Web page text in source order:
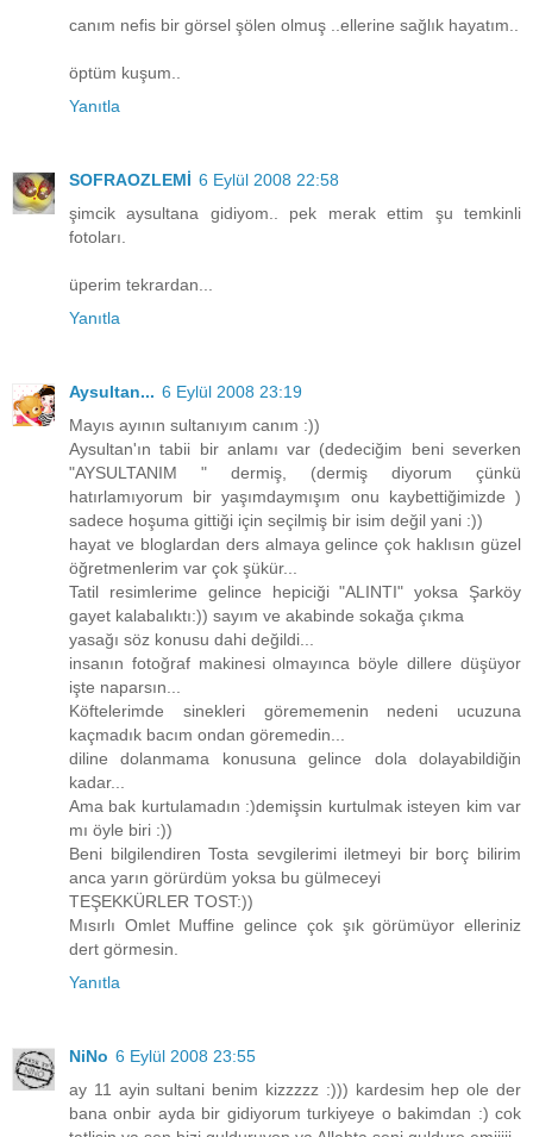
canım nefis bir görsel şölen olmuş ..ellerine sağlık hayatım..
öptüm kuşum..
Yanıtla
SOFRAOZLEMİ 6 Eylül 2008 22:58
şimcik aysultana gidiyom.. pek merak ettim şu temkinli
fotoları.
üperim tekrardan...
Yanıtla
Aysultan... 6 Eylül 2008 23:19
Mayıs ayının sultanıyım canım :))
Aysultan'ın tabii bir anlamı var (dedeciğim beni severken
"AYSULTANIM " dermiş, (dermiş diyorum çünkü
hatırlamıyorum bir yaşımdaymışım onu kaybettiğimizde )
sadece hoşuma gittiği için seçilmiş bir isim değil yani :))
hayat ve bloglardan ders almaya gelince çok haklısın güzel
öğretmenlerim var çok şükür...
Tatil resimlerime gelince hepiciği "ALINTI" yoksa Şarköy
gayet kalabalıktı:)) sayım ve akabinde sokağa çıkma
yasağı söz konusu dahi değildi...
insanın fotoğraf makinesi olmayınca böyle dillere düşüyor
işte naparsın...
Köftelerimde sinekleri görememenin nedeni ucuzuna
kaçmadık bacım ondan göremedin...
diline dolanmama konusuna gelince dola dolayabildiğin
kadar...
Ama bak kurtulamadın :)demişsin kurtulmak isteyen kim var
mı öyle biri :))
Beni bilgilendiren Tosta sevgilerimi iletmeyi bir borç bilirim
anca yarın görürdüm yoksa bu gülmeceyi
TEŞEKKÜRLER TOST:))
Mısırlı Omlet Muffine gelince çok şık görümüyor elleriniz
dert görmesin.
Yanıtla
NiNo 6 Eylül 2008 23:55
ay 11 ayin sultani benim kizzzzz :))) kardesim hep ole der
bana onbir ayda bir gidiyorum turkiyeye o bakimdan :) cok